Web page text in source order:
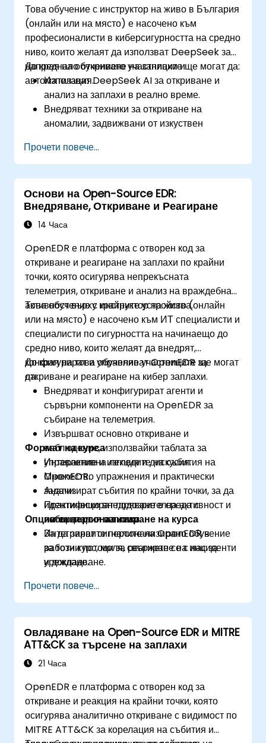
Това обучение с инструктор на живо в България
(онлайн или на място) е насочено към
професионалисти в киберсигурността на средно
ниво, които желаят да използват DeepSeek за
напреднало откриване на заплахи и
автоматизация.
До края на обучението участниците ще могат да:
Използват DeepSeek AI за откриване и
анализ на заплахи в реално време.
Внедряват техники за откриване на
аномалии, задвижвани от изкуствен
Автоматизират мониторинга на сигурността
и реакцията, използвайки DeepSeek.
Интегрират DeepSeek в съществуващи
рамки за киберсигурност.
Прочети повече...
Основи на Open-Source EDR:
Внедряване, Откриване и Реагиране
14 Часа
OpenEDR е платформа с отворен код за
откриване и реагиране на заплахи по крайни
точки, която осигурява непрекъсната
телеметрия, откриване и анализ на враждебна
активност върху крайните устройства.
Това обучение с инструктор на живо (онлайн
или на място) е насочено към ИТ специалисти и
специалисти по сигурността на начинаещо до
средно ниво, които желаят да внедрят,
конфигурират и управляват OpenEDR за
откриване и реагиране на кибер заплахи.
До края на това обучение участниците ще могат
да:
Внедряват и конфигурират агенти и
сървърни компоненти на OpenEDR за
събиране на телеметрия.
Извършват основно откриване и
наблюдение, използвайки таблата за
управление и изгледите на събития на
OpenEDR.
Анализират събития по крайни точки, за да
идентифицират подозрителна активност и
потенциални заплахи.
Интегрират сигналите на OpenEDR в
работни потоци за реагиране на инциденти
и докладване.
Формат на курса
Интерактивна лекция и дискусия.
Множество упражнения и практически
задачи.
Практическо внедряване в среда с
лаборатория на живо.
Опции за персонализиране на курса
За да заявите персонализирано обучение
за този курс, моля, свържете се с нас за
уреждане.
Прочети повече...
Овладяване на Open-Source EDR и MITRE
ATT&CK за търсене на заплахи
21 Часа
OpenEDR е платформа с отворен код за
откриване и реакция на крайни точки, която
осигурява аналитично откриване с видимост по
MITRE ATT&CK за корелация на събития и